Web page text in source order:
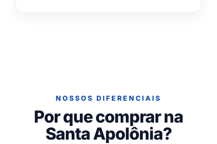
NOSSOS DIFERENCIAIS
Por que comprar na
Santa Apolônia?